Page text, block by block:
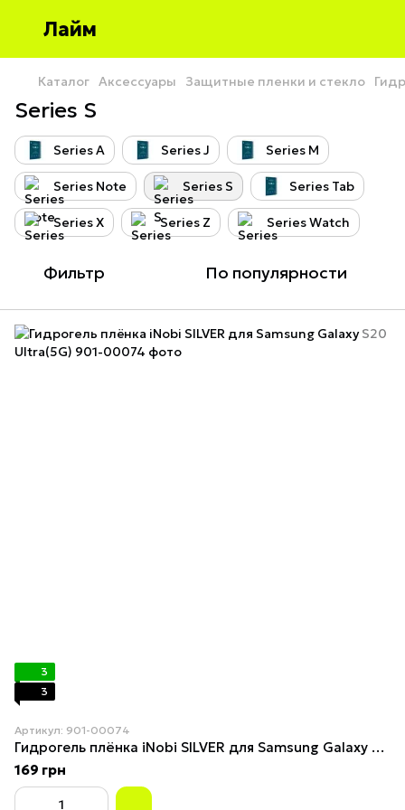
Лайм
Каталог Аксессуары Защитные пленки и стекло
Series S
Series A Series J Series M
Series Note Series S Series Tab
Series X Series Z Series Watch
Фильтр По популярности
3
3
Артикул: 901-00074
Гидрогель плёнка iNobi SILVER для Samsung Galaxy S20 Ultra(5G)
169 грн